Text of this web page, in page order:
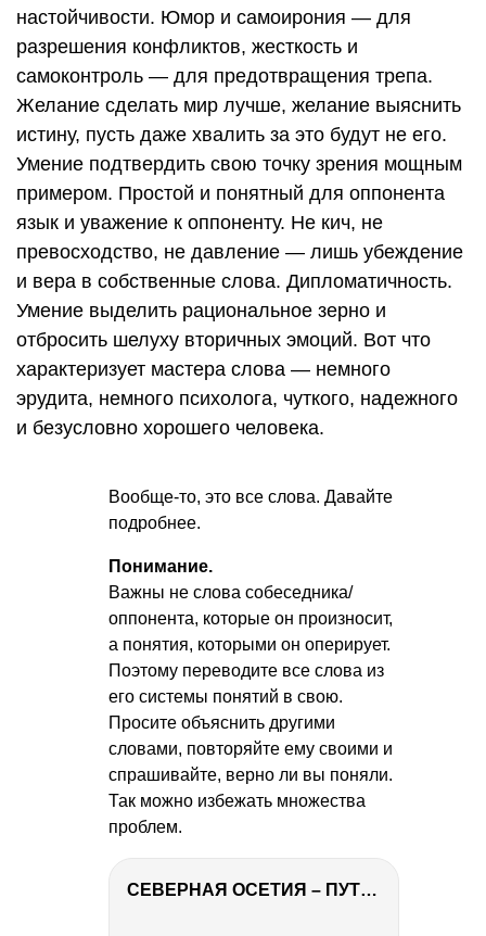
настойчивости. Юмор и самоирония — для
разрешения конфликтов, жесткость и
самоконтроль — для предотвращения трепа.
Желание сделать мир лучше, желание выяснить
истину, пусть даже хвалить за это будут не его.
Умение подтвердить свою точку зрения мощным
примером. Простой и понятный для оппонента
язык и уважение к оппоненту. Не кич, не
превосходство, не давление — лишь убеждение
и вера в собственные слова. Дипломатичность.
Умение выделить рациональное зерно и
отбросить шелуху вторичных эмоций. Вот что
характеризует мастера слова — немного
эрудита, немного психолога, чуткого, надежного
и безусловно хорошего человека.
Вообще-то, это все слова. Давайте
подробнее.
Понимание.
Важны не слова собеседника/
оппонента, которые он произносит,
а понятия, которыми он оперирует.
Поэтому переводите все слова из
его системы понятий в свою.
Просите объяснить другими
словами, повторяйте ему своими и
спрашивайте, верно ли вы поняли.
Так можно избежать множества
проблем.
СЕВЕРНАЯ ОСЕТИЯ – ПУТЕШЕСТВИЕ НА КАВКАЗ часть 4